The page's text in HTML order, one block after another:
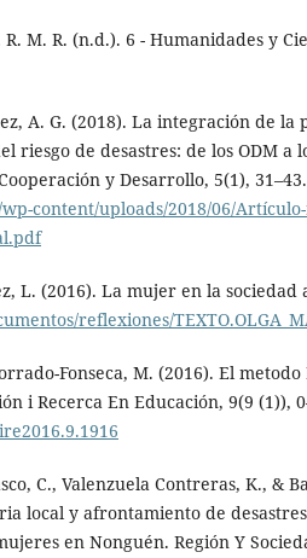
R. M. R. (n.d.). 6 - Humanidades y
A. G. (2018). La integración de la
riesgo de desastres: de los ODM a
y Desarrollo, 5(1), 31–43.
content/uploads/2018/06/
L. (2016). La mujer en la sociedad
reflexiones/
Fonseca, M. (2016). El metodo
i Recerca En Educación, 9(9 (1)),
C., Valenzuela Contreras, K., &
local y afrontamiento de
en Nonguén. Región Y